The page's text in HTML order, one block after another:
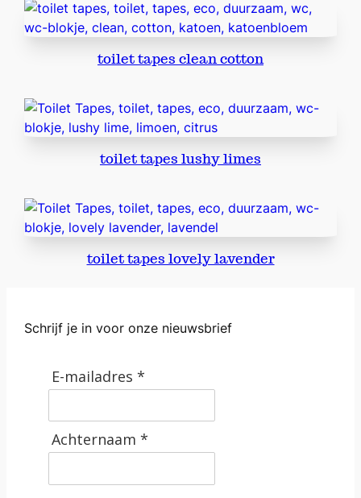
a
p
l
o
f
e
t
toilet tapes clean cotton
toilet tapes lushy limes
toilet tapes lovely lavender
Schrijf je in voor onze nieuwsbrief
E-mailadres *
Achternaam *